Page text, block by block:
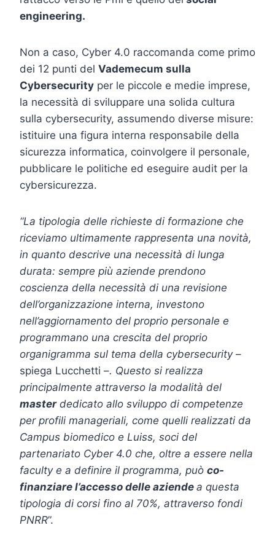
engineering.
Non a caso, Cyber 4.0 raccomanda come primo
dei 12 punti del Vademecum sulla
Cybersecurity per le piccole e medie imprese,
la necessità di sviluppare una solida cultura
sulla cybersecurity, assumendo diverse misure:
istituire una figura interna responsabile della
sicurezza informatica, coinvolgere il personale,
pubblicare le politiche ed eseguire audit per la
cybersicurezza.
“La tipologia delle richieste di formazione che
riceviamo ultimamente rappresenta una novità,
in quanto descrive una necessità di lunga
durata: sempre più aziende prendono
coscienza della necessità di una revisione
dell’organizzazione interna, investono
nell’aggiornamento del proprio personale e
programmano una crescita del proprio
organigramma sul tema della cybersecurity –
spiega Lucchetti –. Questo si realizza
principalmente attraverso la modalità del
masterdedicato allo sviluppo di competenze
per profili manageriali, come quelli realizzati da
Campus biomedico e Luiss, soci del
partenariato Cyber 4.0 che, oltre a essere nella
faculty e a definire il programma, può co-
finanziare l’accesso delle aziende a questa
tipologia di corsi fino al 70%, attraverso fondi
PNRR”.